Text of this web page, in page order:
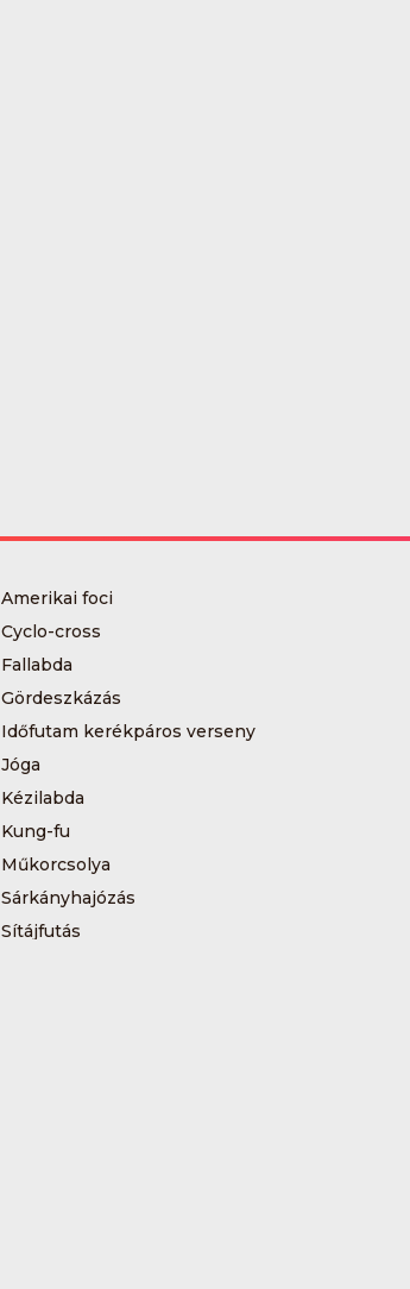
Amerikai foci
Cyclo-cross
Fallabda
Gördeszkázás
Időfutam kerékpáros verseny
Jóga
Kézilabda
Kung-fu
Műkorcsolya
Sárkányhajózás
Sítájfutás